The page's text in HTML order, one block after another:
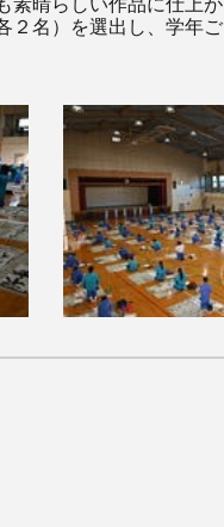
名）を選出し、学年ご